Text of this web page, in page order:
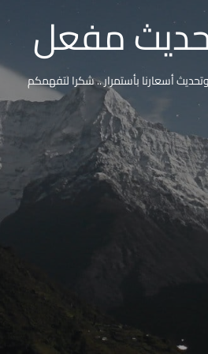
مفعل
أسعارنا بأستمرار .. شكرا لتفهمكم